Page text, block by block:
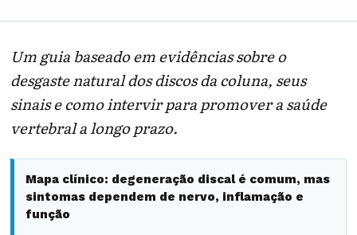
Um guia baseado em evidências sobre o
desgaste natural dos discos da coluna, seus
sinais e como intervir para promover a saúde
vertebral a longo prazo.
Mapa clínico: degeneração discal é comum, mas
sintomas dependem de nervo, inflamação e
função